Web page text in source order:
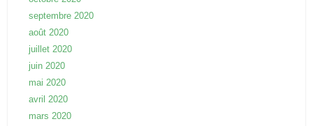
septembre 2020
août 2020
juillet 2020
juin 2020
mai 2020
avril 2020
mars 2020